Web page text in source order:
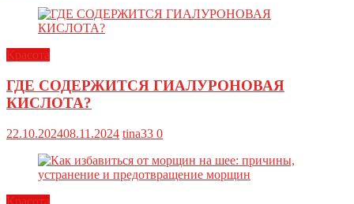
Красота
ГДЕ СОДЕРЖИТСЯ ГИАЛУРОНОВАЯ
КИСЛОТА?
22.10.202408.11.2024 tina33 0
Красота